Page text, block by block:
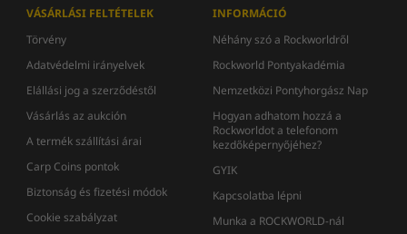
VÁSÁRLÁSI FELTÉTELEK
Törvény
Adatvédelmi irányelvek
Elállási jog a szerződéstől
Vásárlás az aukción
A termék szállítási árai
Carp Coins pontok
Biztonság és fizetési módok
Cookie szabályzat
INFORMÁCIÓ
Néhány szó a Rockworldről
Rockworld Pontyakadémia
Nemzetközi Pontyhorgász Nap
Hogyan adhatom hozzá a
Rockworldot a telefonom
kezdőképernyőjéhez?
GYIK
Kapcsolatba lépni
Munka a ROCKWORLD-nál